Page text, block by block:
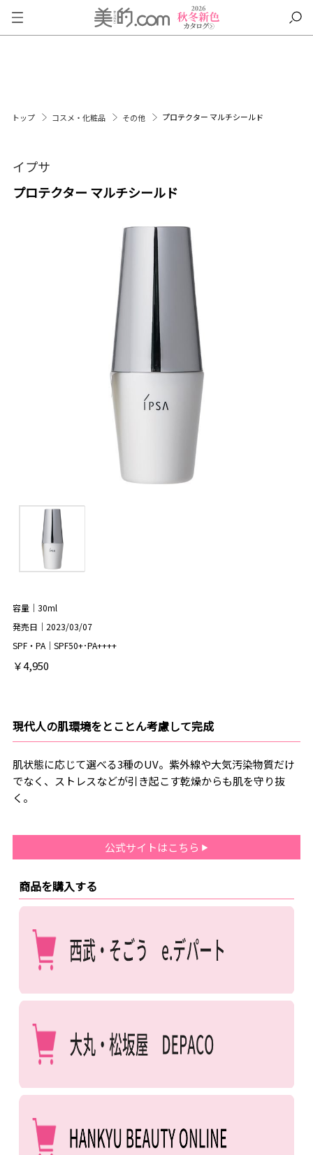
トップ コスメ・化粧品 その他 プロテクター マルチシールド
イプサ
プロテクター マルチシールド
容量｜30ml
発売日｜2023/03/07
SPF・PA｜SPF50+･PA++++
￥4,950
現代人の肌環境をとことん考慮して完成
肌状態に応じて選べる3種のUV。紫外線や大気汚染物質だけ
でなく、ストレスなどが引き起こす乾燥からも肌を守り抜
く。
公式サイトはこちら
商品を購入する